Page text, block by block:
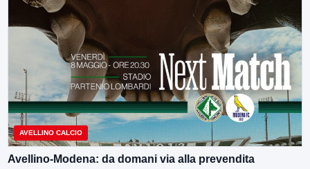
AVELLINO CALCIO
Avellino-Modena: da domani via alla prevendita